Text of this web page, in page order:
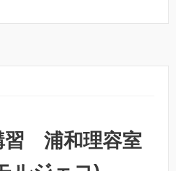
習 浦和理容室